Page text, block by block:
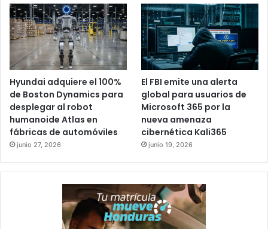
Hyundai adquiere el 100%
de Boston Dynamics para
desplegar al robot
humanoide Atlas en
fábricas de automóviles
junio 27, 2026
El FBI emite una alerta
global para usuarios de
Microsoft 365 por la
nueva amenaza
cibernética Kali365
junio 19, 2026